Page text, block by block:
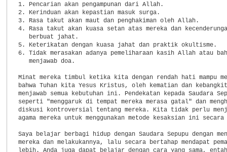
1. Pencarian akan pengampunan dari Allah.
2. Kerinduan akan kepastian masuk surga.
3. Rasa takut akan maut dan penghakiman oleh Allah.
4. Rasa takut akan kuasa setan atas mereka dan
   berbuat jahat.
5. Keterikatan dengan kuasa jahat dan praktik okultisme.
6. Tidak merasakan adanya pemeliharaan kasih Allah atau
   menjawab doa.
Minat mereka timbul ketika kita dengan rendah hati mampu
bahwa Tuhan kita Yesus Kristus, oleh kematian dan
menjawab semua kebutuhan ini. Pendekatan kepada Saudara
seperti "menggaruk di tempat mereka merasa gatal" dan
diskusi kontroversial tentang mereka. Kita tidak perlu
agama mereka untuk menggunakan metode kesaksian ini
Saya belajar berbagi hidup dengan Saudara Sepupu dengan
mereka dan melakukannya, lalu secara bertahap mendapat
lebih. Anda juga dapat belajar dengan cara yang sama, entah